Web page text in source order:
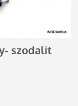
szodalit